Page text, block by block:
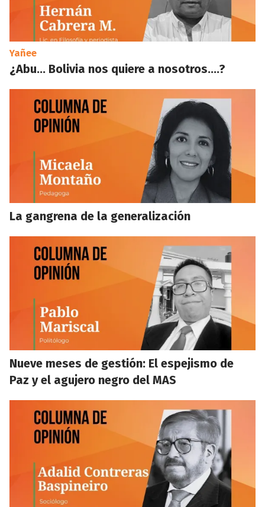
Yañee
¿Abu… Bolivia nos quiere a nosotros….?
La gangrena de la generalización
Nueve meses de gestión: El espejismo de
Paz y el agujero negro del MAS